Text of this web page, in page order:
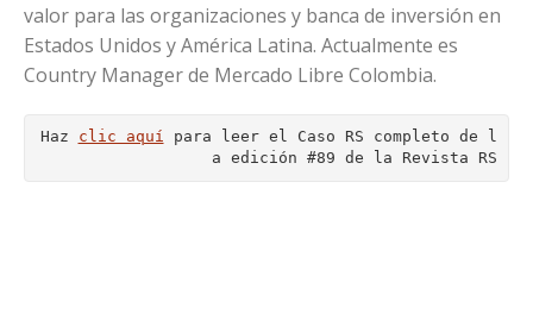
valor para las organizaciones y banca de inversión en
Estados Unidos y América Latina. Actualmente es
Country Manager de Mercado Libre Colombia.
Haz clic aquí para leer el Caso RS completo de l
a edición #89 de la Revista RS